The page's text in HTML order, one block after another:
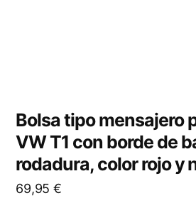
Bolsa tipo mensajero
VW T1 con borde de
rodadura, color rojo y
69,95 €